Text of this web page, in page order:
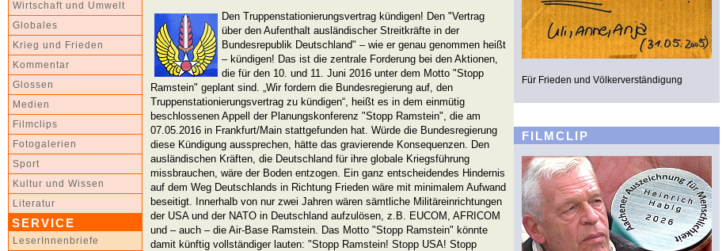
Wirtschaft und Umwelt
Globales
Krieg und Frieden
Kommentar
Glossen
Medien
Filmclips
Fotogalerien
Sport
Kultur und Wissen
Literatur
SERVICE
LeserInnenbriefe
Den Truppenstationierungsvertrag kündigen! Den "Vertrag
über den Aufenthalt ausländischer Streitkräfte in der
Bundesrepublik Deutschland" – wie er genau genommen heißt
– kündigen! Das ist die zentrale Forderung bei den Aktionen,
die für den 10. und 11. Juni 2016 unter dem Motto "Stopp
Ramstein" geplant sind. „Wir fordern die Bundesregierung auf, den
Truppenstationierungsvertrag zu kündigen“, heißt es in dem einmütig
beschlossenen Appell der Planungskonferenz "Stopp Ramstein", die am
07.05.2016 in Frankfurt/Main stattgefunden hat. Würde die Bundesregierung
diese Kündigung aussprechen, hätte das gravierende Konsequenzen. Den
ausländischen Kräften, die Deutschland für ihre globale Kriegsführung
missbrauchen, wäre der Boden entzogen. Ein ganz entscheidendes Hindernis
auf dem Weg Deutschlands in Richtung Frieden wäre mit minimalem Aufwand
beseitigt. Innerhalb von nur zwei Jahren wären sämtliche Militäreinrichtungen
der USA und der NATO in Deutschland aufzulösen, z.B. EUCOM, AFRICOM
und – auch – die Air-Base Ramstein. Das Motto "Stopp Ramstein" könnte
damit künftig vollständiger lauten: "Stopp Ramstein! Stopp USA! Stopp
Für Frieden und Völkerverständigung
FILMCLIP